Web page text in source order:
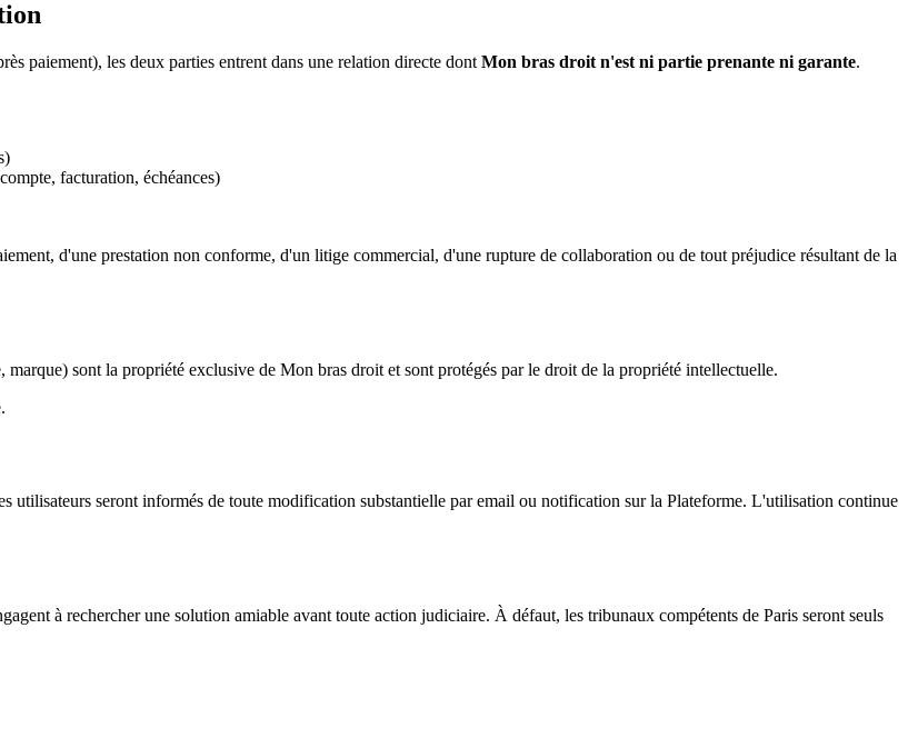
paiement), les deux parties entrent dans une relation directe dont Mon bras droit n'est ni partie prenante ni garante.
facturation, échéances)
d'une prestation non conforme, d'un litige commercial, d'une rupture de collaboration ou de tout préjudice résultant de la
sont la propriété exclusive de Mon bras droit et sont protégés par le droit de la propriété intellectuelle.
utilisateurs seront informés de toute modification substantielle par email ou notification sur la Plateforme. L'utilisation continue
à rechercher une solution amiable avant toute action judiciaire. À défaut, les tribunaux compétents de Paris seront seuls